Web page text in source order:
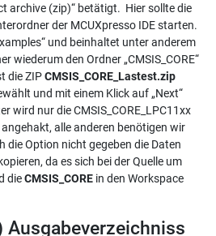
archive (zip)“ betätigt. Hier sollte die
der MCUXpresso IDE starten.
und beinhaltet unter anderem
wiederum den Ordner „CMSIS_CORE“
die ZIPCMSIS_CORE_Lastest.zip
und mit einem Klick auf „Next“
wird nur die CMSIS_CORE_LPC11xx
angehakt, alle anderen benötigen wir
die Option nicht gegeben die Daten
da es sich bei der Quelle um
dieCMSIS_CORE in den Workspace
Ausgabeverzeichniss